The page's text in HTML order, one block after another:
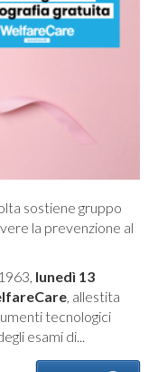
sostiene gruppo
la prevenzione al
lunedì 13
, allestita
tecnologici
esami di...